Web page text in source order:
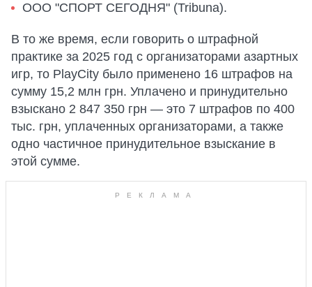
ООО "СПОРТ СЕГОДНЯ" (Tribuna).
В то же время, если говорить о штрафной
практике за 2025 год с организаторами азартных
игр, то PlayCity было применено 16 штрафов на
сумму 15,2 млн грн. Уплачено и принудительно
взыскано 2 847 350 грн — это 7 штрафов по 400
тыс. грн, уплаченных организаторами, а также
одно частичное принудительное взыскание в
этой сумме.